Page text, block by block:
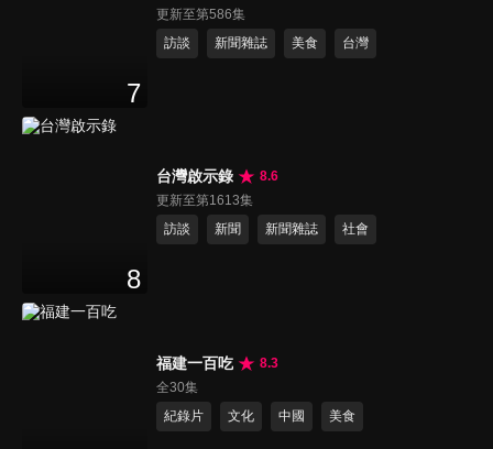
7
更新至第586集
訪談
新聞雜誌 美食 台灣
8
台灣啟示錄
8.6
更新至第1613集
訪談
新聞 新聞雜誌 社會
福建一百吃
8.3
全30集
紀錄片
文化 中國 美食